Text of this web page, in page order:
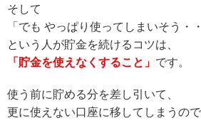
そして
「でも やっぱり使ってしまいそう・
という人が貯金を続けるコツは、
「貯金を使えなくすること」 です。
使う前に貯める分を差し引いて、
更に使えない口座に移してしまうので